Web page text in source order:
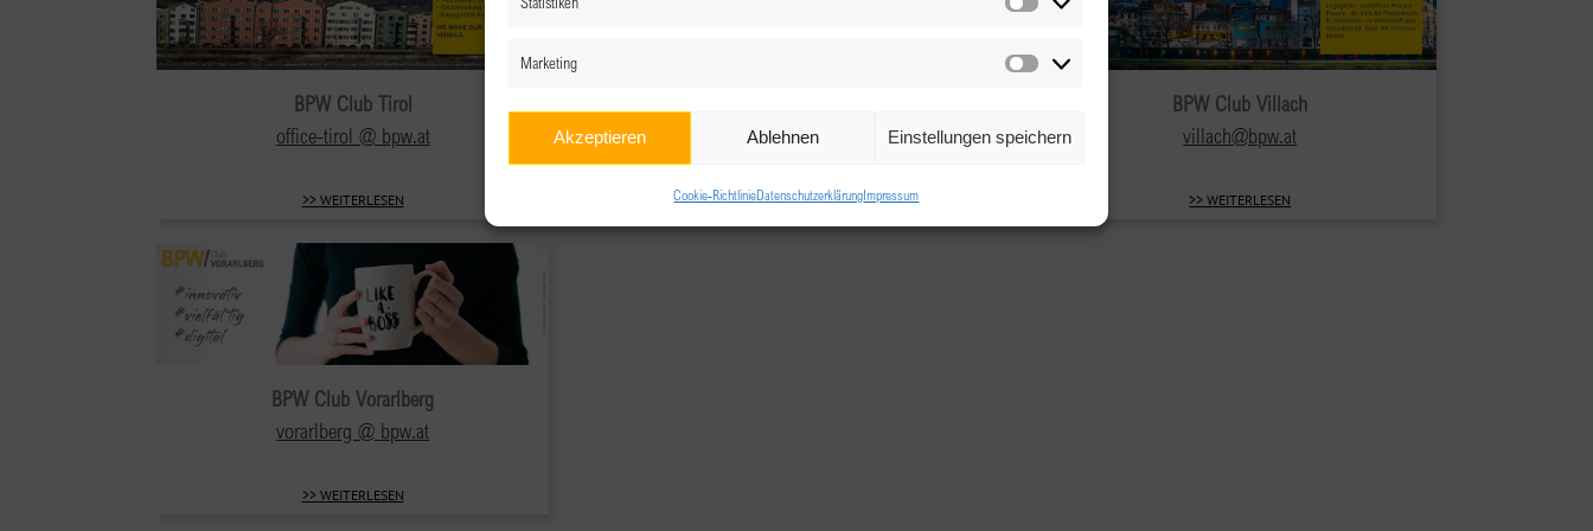
Statistiken
Marketing
Marketing
Akzeptieren Ablehnen Einstellungen speichern
Cookie-RichtlinieDatenschutzerklärungImpressum
BPW Club Tirol
office-tirol @ bpw.at
>> WEITERLESEN
BPW Club Villach
villach@bpw.at
>> WEITERLESEN
BPW Club Vorarlberg
vorarlberg @ bpw.at
>> WEITERLESEN